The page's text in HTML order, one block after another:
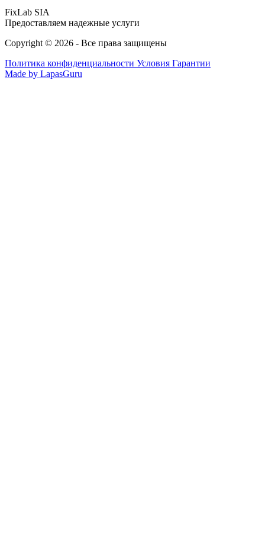
FixLab SIA
Предоставляем надежные услуги
Copyright © 2026 - Все права защищены
Политика конфиденциальности Условия Гарантии
Made by LapasGuru